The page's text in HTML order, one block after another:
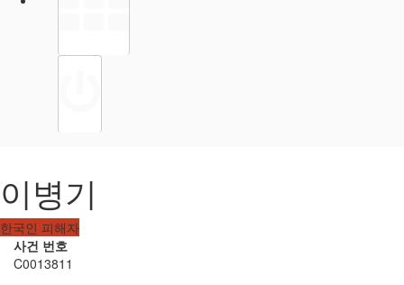
이병기
한국인 피해자
사건 번호
C0013811